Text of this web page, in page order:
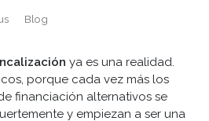
Blog
ya es una realidad.
porque cada vez más los
financiación alternativos se
y empiezan a ser una